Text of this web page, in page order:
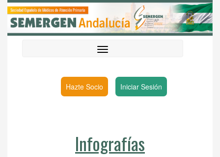
Hazte Socio Iniciar Sesión
Infografías